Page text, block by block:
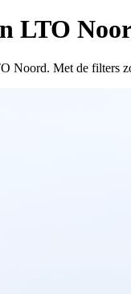
LTO
Noord. Met de filters